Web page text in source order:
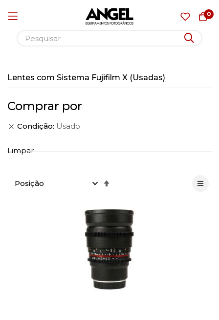
0
para
conteúdo
Lentes com Sistema Fujifilm X (Usadas)
Decrescente
Comprar por
Condição Usado
Limpar